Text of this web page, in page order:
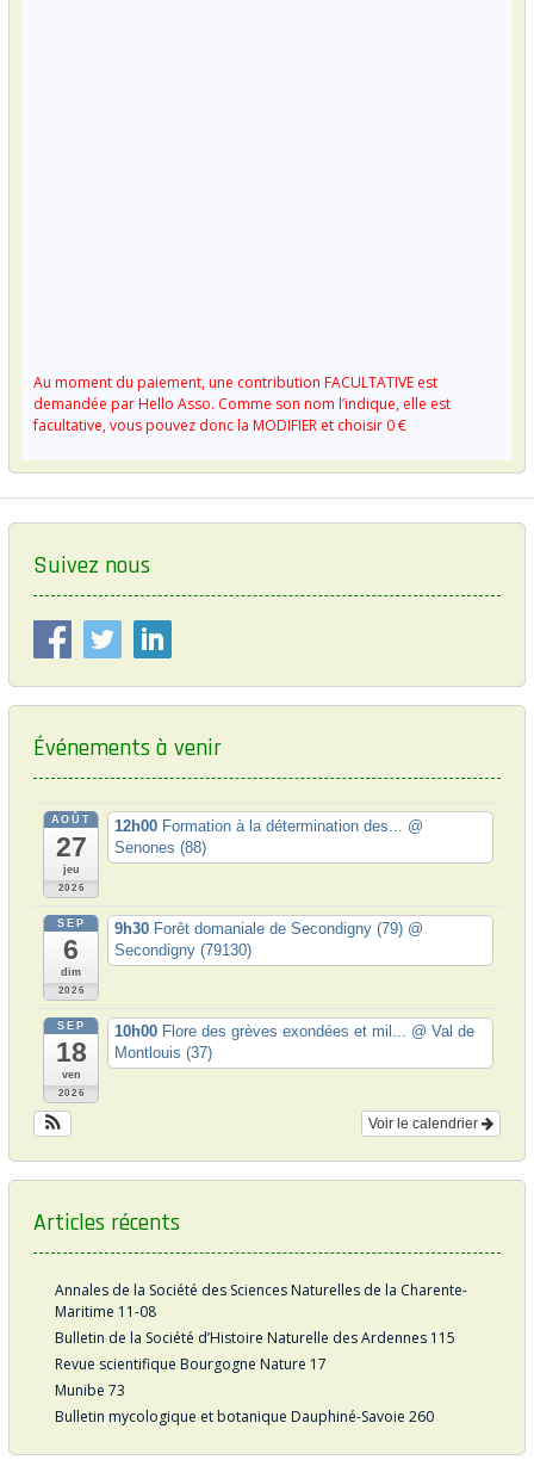
Au moment du paiement, une contribution FACULTATIVE est
demandée par Hello Asso. Comme son nom l’indique, elle est
facultative, vous pouvez donc la MODIFIER et choisir 0 €
Suivez nous
Événements à venir
AOÛT
27
jeu
2026
12h00 Formation à la détermination des... @
Senones (88)
SEP
6
dim
2026
9h30 Forêt domaniale de Secondigny (79) @
Secondigny (79130)
SEP
18
ven
2026
10h00 Flore des grèves exondées et mil... @ Val de
Montlouis (37)
Voir le calendrier
Articles récents
Annales de la Société des Sciences Naturelles de la Charente-
Maritime 11-08
Bulletin de la Société d’Histoire Naturelle des Ardennes 115
Revue scientifique Bourgogne Nature 17
Munibe 73
Bulletin mycologique et botanique Dauphiné-Savoie 260